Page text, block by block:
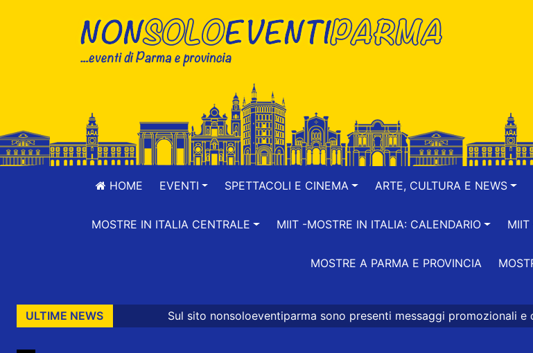
HOME EVENTI SPETTACOLI E CINEMA ARTE, CULTURA E NEWS
MOSTRE IN ITALIA CENTRALE MIIT -MOSTRE IN ITALIA: CALENDARIO MIIT
MOSTRE A PARMA E PROVINCIA
ULTIME NEWSSul sito nonsoloeventiparma sono presenti messaggi promozionali e commerciali